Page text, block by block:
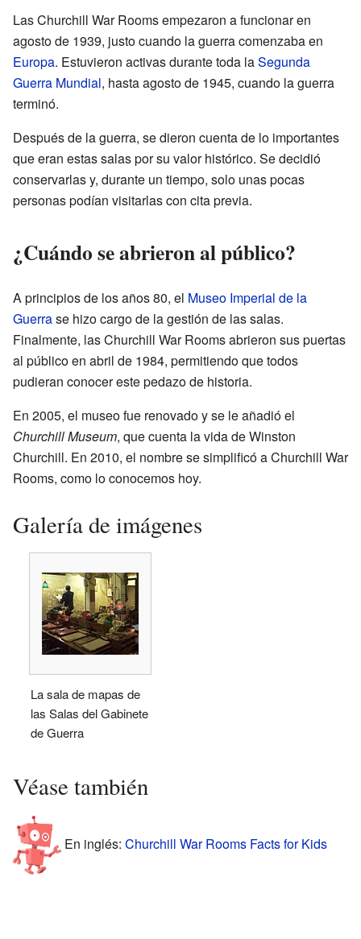
Las Churchill War Rooms empezaron a funcionar en
agosto de 1939, justo cuando la guerra comenzaba en
Europa. Estuvieron activas durante toda laSegunda
Guerra Mundial, hasta agosto de 1945, cuando la guerra
terminó.
Después de la guerra, se dieron cuenta de lo importantes
que eran estas salas por su valor histórico. Se decidió
conservarlas y, durante un tiempo, solo unas pocas
personas podían visitarlas con cita previa.
¿Cuándo se abrieron al público?
A principios de los años 80, el Museo Imperial de la
Guerrase hizo cargo de la gestión de las salas.
Finalmente, las Churchill War Rooms abrieron sus puertas
al público en abril de 1984, permitiendo que todos
pudieran conocer este pedazo de historia.
En 2005, el museo fue renovado y se le añadió el
Churchill Museum, que cuenta la vida de Winston
Churchill. En 2010, el nombre se simplificó a Churchill War
Rooms, como lo conocemos hoy.
Galería de imágenes
La sala de mapas de
las Salas del Gabinete
de Guerra
Véase también
En inglés: Churchill War Rooms Facts for Kids